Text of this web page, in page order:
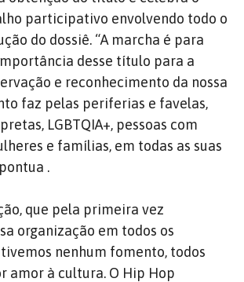
participativo envolvendo todo o
do dossiê. “A marcha é para
desse título para a
e reconhecimento da nossa
faz pelas periferias e favelas,
LGBTQIA+, pessoas com
e famílias, em todas as suas
.
que pela primeira vez
organização em todos os
tivemos nenhum fomento, todos
amor à cultura. O Hip Hop